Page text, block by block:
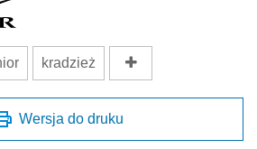
kradzież
Wersja do druku